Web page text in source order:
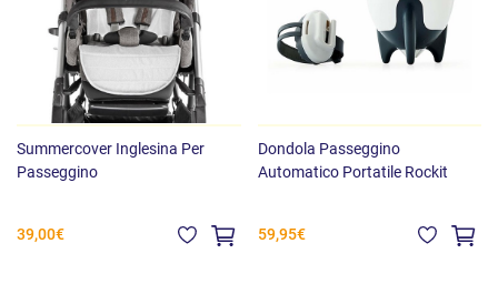
Summercover Inglesina Per
Passeggino
39,00€
Dondola Passeggino
Automatico Portatile Rockit
59,95€